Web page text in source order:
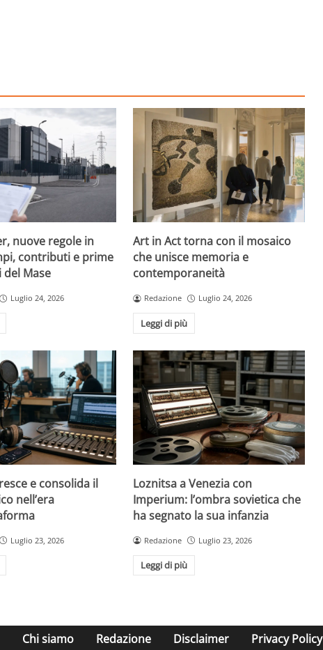
nuove regole in
contributi e prime
Mase
Luglio 24, 2026
Art in Act torna con il mosaico
che unisce memoria e
contemporaneità
Redazione Luglio 24, 2026
Leggi di più
e consolida il
nell’era
Luglio 23, 2026
Loznitsa a Venezia con
Imperium: l’ombra sovietica che
ha segnato la sua infanzia
Redazione Luglio 23, 2026
Leggi di più
Chi siamo Redazione Disclaimer Privacy Policy